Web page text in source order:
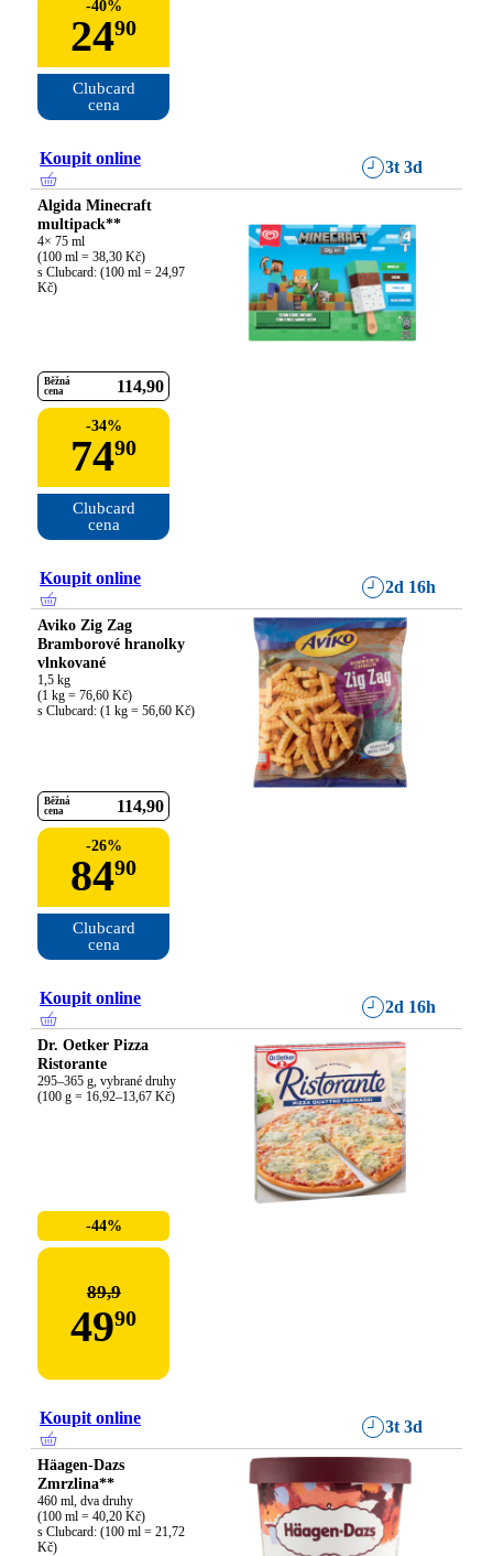
-40%
2490
Clubcard
cena
Koupit online 3t 3d
Algida Minecraft
multipack**
4× 75 ml
(100 ml = 38,30 Kč)
s Clubcard: (100 ml = 24,97
Kč)
Běžná
cena
114 90
-34%
7490
Clubcard
cena
Koupit online 2d 16h
Aviko Zig Zag
Bramborové hranolky
vlnkované
1,5 kg
(1 kg = 76,60 Kč)
s Clubcard: (1 kg = 56,60 Kč)
Běžná
cena
114 90
-26%
8490
Clubcard
cena
Koupit online 2d 16h
Dr. Oetker Pizza
Ristorante
295–365 g, vybrané druhy
(100 g = 16,92–13,67 Kč)
-44%
89,9
4990
Koupit online 3t 3d
Häagen-Dazs
Zmrzlina**
460 ml, dva druhy
(100 ml = 40,20 Kč)
s Clubcard: (100 ml = 21,72
Kč)